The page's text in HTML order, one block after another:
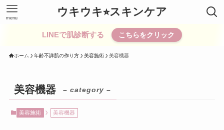
ウキウキ⭐︎スキンケア
menu
LINEで肌診断する こちらをクリック
ホーム 年齢不詳肌の作り方 美容施術 美容機器
美容機器 – category –
美容施術 美容機器